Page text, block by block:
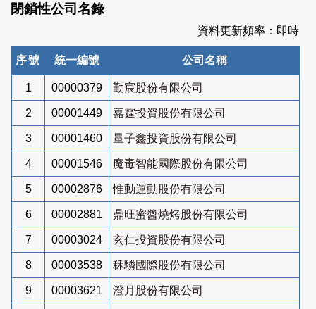
閉鎖性公司名錄
資料更新頻率：即時
序號 統一編號 公司名稱
1 00000379 勤宸股份有限公司
2 00001449 嘉霆投資股份有限公司
3 00001460 量子鑫投資股份有限公司
4 00001546 魔毒智能國際股份有限公司
5 00002876 惟動運動股份有限公司
6 00002881 鼎旺蜜醬燒烤股份有限公司
7 00003024 玄仁投資股份有限公司
8 00003538 秝驎國際股份有限公司
9 00003621 澄月股份有限公司